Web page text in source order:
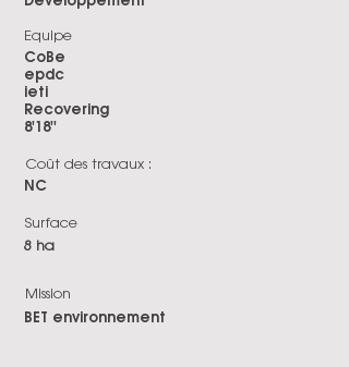
Equipe
CoBe
epdc
ieti
Recovering
8'18''
Coût des travaux :
NC
Surface
8 ha
Mission
BET environnement